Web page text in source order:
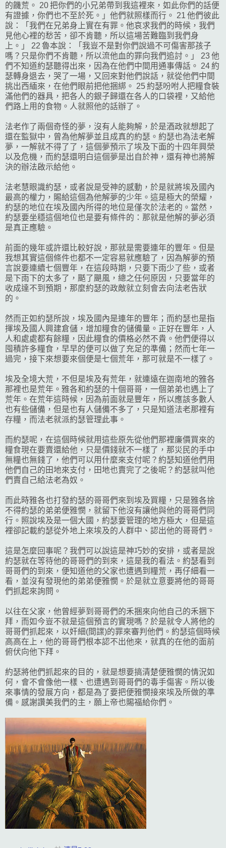
的饑荒。 20 把你們的小兄弟帶到我這裡來，如此你們的話便
有證據，你們也不至於死。」他們就照樣而行。 21 他們彼此
說：「我們在兄弟身上實在有罪。他哀求我們的時候，我們
見他心裡的愁苦，卻不肯聽，所以這場苦難臨到我們身
上。」 22 魯本說：「我豈不是對你們說過不可傷害那孩子
嗎？只是你們不肯聽，所以流他血的罪向我們追討。」 23 他
們不知道約瑟聽得出來，因為在他們中間用通事傳話。 24 約
瑟轉身退去，哭了一場，又回來對他們說話，就從他們中間
挑出西緬來，在他們眼前把他捆綁。 25 約瑟吩咐人把糧食裝
滿他們的器具，把各人的銀子歸還在各人的口袋裡，又給他
們路上用的食物。人就照他的話辦了。
法老作了兩個奇怪的夢，沒有人能夠解，於是酒政就想起了
還在監獄中，曾為他解夢並且成真的約瑟。約瑟也為法老解
夢，一解就不得了了，這個夢預示了埃及下面的十四年興榮
以及危機，而約瑟還明白這個夢是出自於神，還有神也將解
決的辦法啟示給他。
法老慧眼識約瑟，或者說是受神的感動，於是就將埃及國內
最高的權力，賜給這個為他解夢的少年。這是極大的榮耀，
約瑟的地位在埃及國內所得的地位是僅次於法老的。當然，
約瑟要坐穩這個地位也是要有條件的：那就是他解的夢必須
是真正應驗。
前面的幾年或許還比較好說，那就是需要連年的豐年。但是
我想其實這個條件也都不一定容易就應驗了，因為解夢的預
言說要連續七個豐年，在這段時期，只要下雨少了些，或者
是下雨下的太多了，颳了颶風，總之任何原因，只要當年的
收成達不到預期，那麼約瑟的政敵就立刻會去向法老告狀
的。
然而正如約瑟所說，埃及國內是連年的豐年；而約瑟也是指
揮埃及國人興建倉儲，增加糧食的儲備量。正好在豐年，人
人和處處都有餘糧，因此糧食的價格必然不貴。他們便得以
囤積許多糧食，早早的便可以做了充足的準備；然而七年一
過完，接下來想要來個便是七個荒年，那可就是不一樣了。
埃及全境大荒，不但是埃及有荒年，就連遠在迦南地的雅各
那裡也是荒年。雅各和約瑟的十個哥哥，一個弟弟也遇上了
荒年。在荒年這時候，因為前面就是豐年，所以應該多數人
也有些儲備，但是也有人儲備不多了，只是知道法老那裡有
存糧，而法老就派約瑟管理此事。
而約瑟呢，在這個時候就用這些原先從他們那裡廉價買來的
糧食現在要賣還給他，只是價錢就不一樣了，那災民的手中
無糧也無錢了，他們可以用什麼來支付呢？約瑟知道他們用
他們自己的田地來支付，田地也賣完了之後呢？約瑟就叫他
們賣自己給法老為奴。
而此時雅各也打發約瑟的哥哥們來到埃及買糧，只是雅各捨
不得約瑟的弟弟便雅憫，就留下他沒有讓他與他的哥哥們同
行。照說埃及是一個大國，約瑟要管理的地方極大，但是這
裡卻記載約瑟從外地上來埃及的人群中、認出他的哥哥們。
這是怎麼回事呢？我們可以說這是神巧妙的安排，或者是說
約瑟就在等待他的哥哥們的到來，這是我的看法。約瑟看到
哥哥們的到來，便知道他的父家也遭遇到糧荒，再仔細看一
看，並沒有發現他的弟弟便雅憫。於是就立意要將他的哥哥
們抓起來詢問。
以往在父家，他曾經夢到哥哥們的禾捆來向他自己的禾捆下
拜，而如今豈不就是這個預言的實現嗎？於是就令人將他的
哥哥們抓起來，以奸細(間諜)的罪來審判他們。約瑟這個時候
高高在上，他的哥哥們根本認不出他來，就真的在他的面前
俯伏向他下拜。
約瑟將他們抓起來的目的，就是想要搞清楚便雅憫的情況如
何，會不會像他一樣、也遭遇到哥哥們的毒手傷害。所以後
來事情的發展方向，都是為了要把便雅憫接來埃及所做的準
備。感謝讚美我們的主，願上帝也賜福給你們。